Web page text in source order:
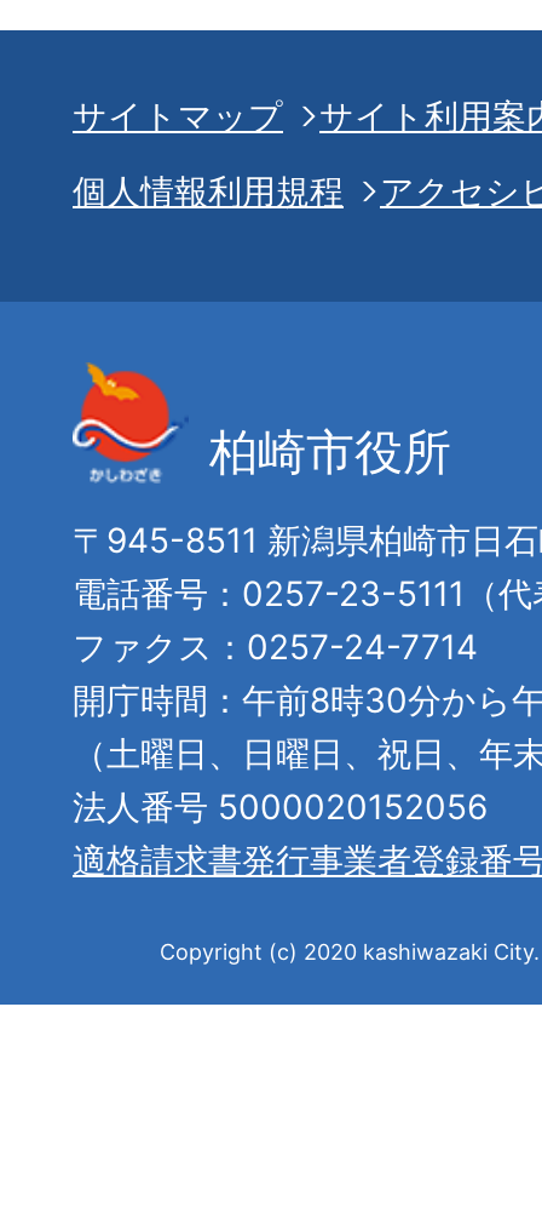
サイトマップ
サイト利用案
個人情報利用規程
アクセシ
柏崎市役所
〒945-8511 新潟県柏崎市日
電話番号：0257-23-5111（代
ファクス：0257-24-7714
開庁時間：午前8時30分から
（土曜日、日曜日、祝日、年
法人番号 5000020152056
適格請求書発行事業者登録番
Copyright (c) 2020 kashiwazaki